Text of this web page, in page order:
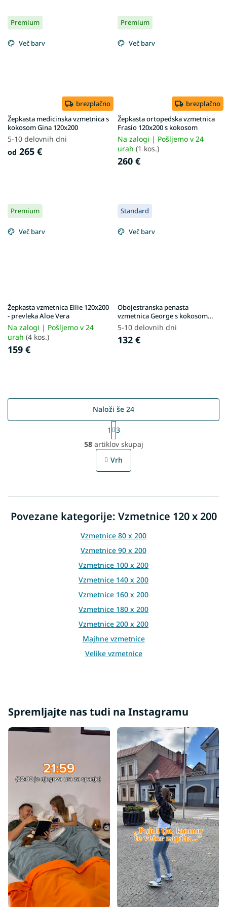
Premium
Več barv
brezplačno
Žepkasta medicinska vzmetnica s
kokosom Gina 120x200
5-10 delovnih dni
od 265 €
Premium
Več barv
brezplačno
Žepkasta ortopedska vzmetnica
Frasio 120x200 s kokosom
Na zalogi | Pošljemo v 24
urah (1 kos.)
260 €
Premium
Več barv
Žepkasta vzmetnica Ellie 120x200
- prevleka Aloe Vera
Na zalogi | Pošljemo v 24
urah (4 kos.)
159 €
Standard
Več barv
Obojestranska penasta
vzmetnica George s kokosom
120x200 cm
5-10 delovnih dni
132 €
L
i
s
g
o
t
o
l
Naloži še 24
P
a
g
i
n
o
1
3
58artiklov skupaj
Vrh
Povezane kategorije: Vzmetnice 120 x 200
Vzmetnice 80 x 200
Vzmetnice 90 x 200
Vzmetnice 100 x 200
Vzmetnice 140 x 200
Vzmetnice 160 x 200
Vzmetnice 180 x 200
Vzmetnice 200 x 200
Majhne vzmetnice
Velike vzmetnice
Spremljajte nas tudi na Instagramu